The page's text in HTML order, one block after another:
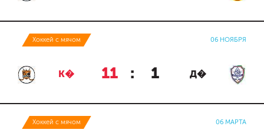
Хоккей с мячом 06 НОЯБРЯ
К� 11 : 1 Д�
Хоккей с мячом 06 МАРТА